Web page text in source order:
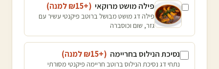
פילה מושט מרוקאי (+₪
15 למנה)
פילה דג מושט מבושל ברוטב פיקנטי עשיר עם
גזר, שום וכוסברה
נסיכת הנילוס בחריימה (+₪
15 למנה)
נתחי דג נסיכת הנילוס ברוטב חריימה פיקנטי מסורתי